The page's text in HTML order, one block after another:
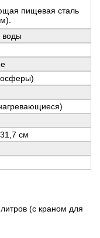
пищевая сталь
воды
см
(с краном для